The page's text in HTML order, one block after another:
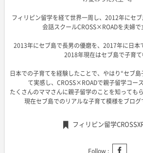
フィリピン留学を経て世界一周し、2012年にセ
会話スクールCROSS×ROADを夫婦で
2013年にセブ島で長男の優磨を、2017年に日本
2018年現在はセブ島で子育て
日本での子育てを経験したことで、やはり“セブ
て実感し、CROSS×ROADで親子留学コー
たくさんのママさんに親子留学のことを知っても
現在セブ島でのリアルな子育て模様をブログ
フィリピン留学
Follow :